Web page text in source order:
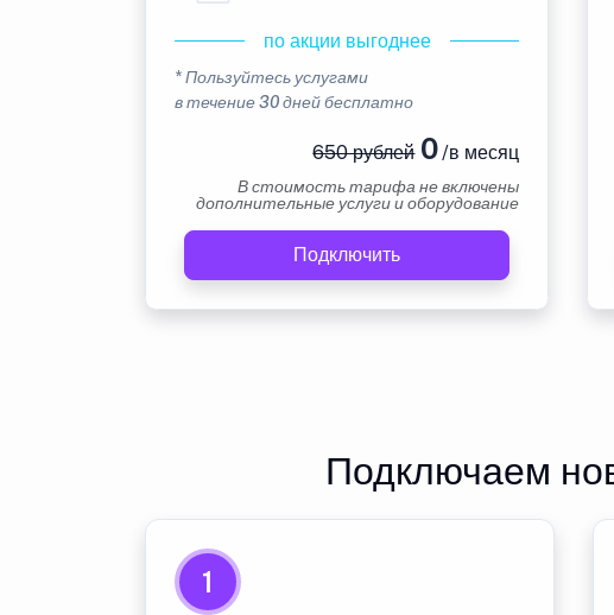
по акции выгоднее
* Пользуйтесь услугами
в течение 30 дней бесплатно
650 рублей0/в месяц
В стоимость тарифа не включены
дополнительные услуги и оборудование
Подключить
Подключаем
1